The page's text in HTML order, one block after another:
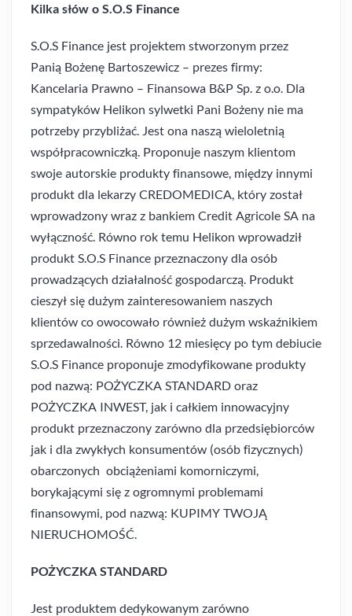
Kilka słów o S.O.S Finance
S.O.S Finance jest projektem stworzonym przez
Panią Bożenę Bartoszewicz – prezes firmy:
Kancelaria Prawno – Finansowa B&P Sp. z o.o. Dla
sympatyków Helikon sylwetki Pani Bożeny nie ma
potrzeby przybliżać. Jest ona naszą wieloletnią
współpracowniczką. Proponuje naszym klientom
swoje autorskie produkty finansowe, między innymi
produkt dla lekarzy CREDOMEDICA, który został
wprowadzony wraz z bankiem Credit Agricole SA na
wyłączność. Równo rok temu Helikon wprowadził
produkt S.O.S Finance przeznaczony dla osób
prowadzących działalność gospodarczą. Produkt
cieszył się dużym zainteresowaniem naszych
klientów co owocowało również dużym wskaźnikiem
sprzedawalności. Równo 12 miesięcy po tym debiucie
S.O.S Finance proponuje zmodyfikowane produkty
pod nazwą: POŻYCZKA STANDARD oraz
POŻYCZKA INWEST, jak i całkiem innowacyjny
produkt przeznaczony zarówno dla przedsiębiorców
jak i dla zwykłych konsumentów (osób fizycznych)
obarczonych obciążeniami komorniczymi,
borykającymi się z ogromnymi problemami
finansowymi, pod nazwą: KUPIMY TWOJĄ
NIERUCHOMOŚĆ.
POŻYCZKA STANDARD
Jest produktem dedykowanym zarówno